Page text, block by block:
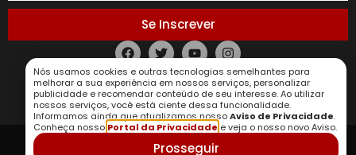
Se Inscrever
Política de Privacidade
Nós usamos cookies e outras tecnologias semelhantes para
melhorar a sua experiência em nossos serviços, personalizar
publicidade e recomendar conteúdo de seu interesse. Ao utilizar
nossos serviços, você está ciente dessa funcionalidade.
Informamos ainda que atualizamos nossoAviso de Privacidade.
Conheça nosso Portal da Privacidade e veja o nosso novo Aviso.
Prosseguir